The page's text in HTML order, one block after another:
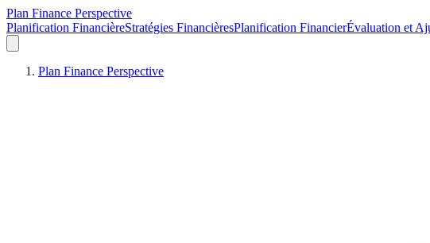
Plan Finance Perspective
Planification FinancièreStratégies FinancièresPlanification FinancierÉvaluation et
Plan Finance Perspective